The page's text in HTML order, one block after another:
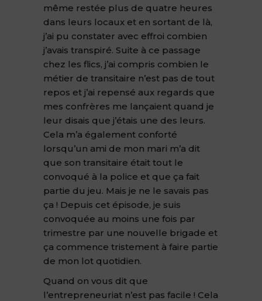
même restée plus de quatre heures
dans leurs locaux et en sortant de là,
j’ai pu constater avec effroi combien
j’avais transpiré. Suite à ce passage
chez les flics, j’ai compris combien le
métier de transitaire n’est pas de tout
repos et j’ai repensé aux regards que
mes confrères me lançaient quand je
leur disais que j’étais une des leurs.
Cela m’a également conforté
lorsqu’un ami de mon mari m’a dit
que son transitaire était tout le
convoqué à la police et que ça fait
partie du jeu. Mais je ne le savais pas
ça ! Depuis cet épisode, je suis
convoquée au moins une fois par
trimestre par une nouvelle brigade et
ça commence tristement à faire partie
de mon lot quotidien.
Quand on vous dit que
l’entrepreneuriat n’est pas facile ! Cela